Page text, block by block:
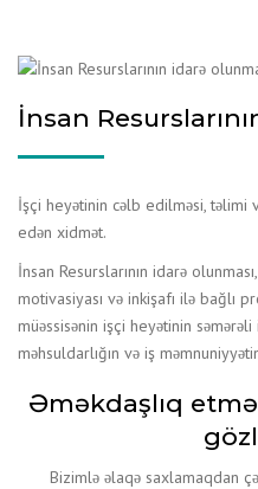
İnsan
İşçi heyətinin cəlb edilməsi, təlimi
edən xidmət.
İnsan Resurslarının idarə
motivasiyası və inkişafı ilə bağlı
müəssisənin işçi heyətinin
məhsuldarlığın və iş
Əməkdaşlıq
Bizimlə əlaqə saxlamaqdan